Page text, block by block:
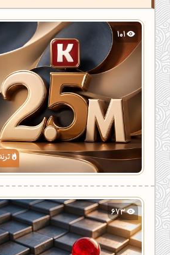
کد رنگ از عکس
پالت رنگ با هوش‌مصنوعی
کدهای رنگ
رنگ مکمل
تمام ابزارها
101
673